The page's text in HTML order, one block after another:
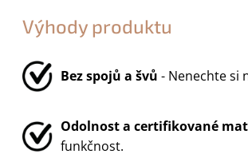
Výhody produktu
Bez spojů a švů - Nenechte si
Odolnost a certifikované
funkčnost.